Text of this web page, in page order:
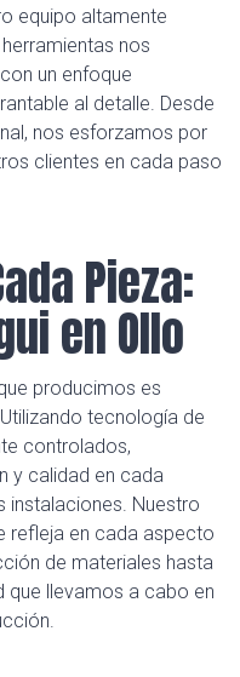
equipo altamente
nos
un enfoque
al detalle. Desde
nos esforzamos por
clientes en cada paso
Pieza:
en Ollo
producimos es
tecnología de
controlados,
y calidad en cada
instalaciones. Nuestro
refleja en cada aspecto
de materiales hasta
que llevamos a cabo en